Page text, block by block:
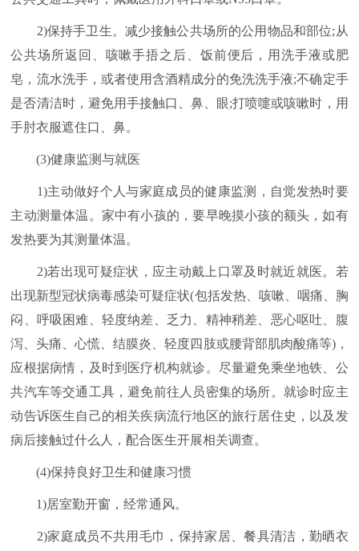
2)保持手卫生。减少接触公共场所的公用物品和部位;从
公共场所返回、咳嗽手捂之后、饭前便后，用洗手液或肥
皂，流水洗手，或者使用含酒精成分的免洗洗手液;不确定手
是否清洁时，避免用手接触口、鼻、眼;打喷嚏或咳嗽时，用
手肘衣服遮住口、鼻。
(3)健康监测与就医
1)主动做好个人与家庭成员的健康监测，自觉发热时要
主动测量体温。家中有小孩的，要早晚摸小孩的额头，如有
发热要为其测量体温。
2)若出现可疑症状，应主动戴上口罩及时就近就医。若
出现新型冠状病毒感染可疑症状(包括发热、咳嗽、咽痛、胸
闷、呼吸困难、轻度纳差、乏力、精神稍差、恶心呕吐、腹
泻、头痛、心慌、结膜炎、轻度四肢或腰背部肌肉酸痛等)，
应根据病情，及时到医疗机构就诊。尽量避免乘坐地铁、公
共汽车等交通工具，避免前往人员密集的场所。就诊时应主
动告诉医生自己的相关疾病流行地区的旅行居住史，以及发
病后接触过什么人，配合医生开展相关调查。
(4)保持良好卫生和健康习惯
1)居室勤开窗，经常通风。
2)家庭成员不共用毛巾，保持家居、餐具清洁，勤晒衣